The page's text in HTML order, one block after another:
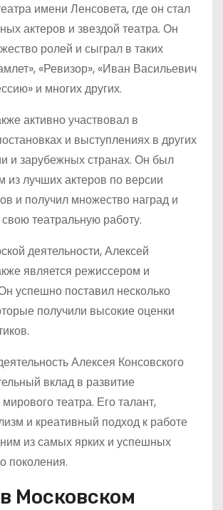
имени Ленсовета, где он стал
актеров и звездой театра. Он
ролей и сыграл в таких
«Ревизор», «Иван Васильевич
и многих других.
активно участвовал в
и выступлениях в других
и зарубежных странах. Он был
из лучших актеров по версии
и получил множество наград и
театральную работу.
деятельности, Алексей
является режиссером и
успешно поставил несколько
получили высокие оценки
Алексея Консовского
вклад в развитие
театра. Его талант,
и креативный подход к работе
из самых ярких и успешных
поколения.
Московском